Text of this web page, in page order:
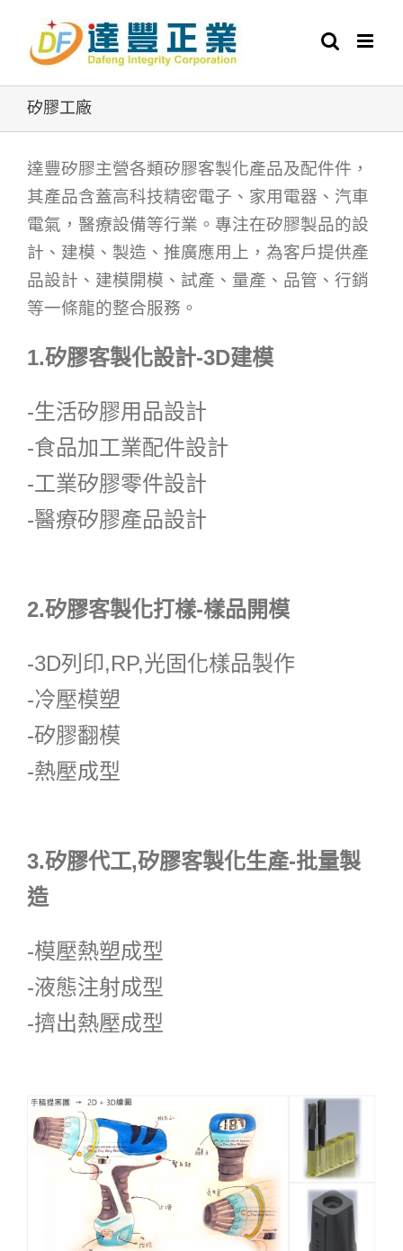
content
矽膠工廠
達豐矽膠主營各類矽膠客製化產品及配件件，
其產品含蓋高科技精密電子、家用電器、汽車
電氣，醫療設備等行業。專注在矽膠製品的設
計、建模、製造、推廣應用上，為客戶提供產
品設計、建模開模、試產、量產、品管、行銷
等一條龍的整合服務。
1.矽膠客製化設計-3D建模
-生活矽膠用品設計
-食品加工業配件設計
-工業矽膠零件設計
-醫療矽膠產品設計
2.矽膠客製化打樣-樣品開模
-3D列印,RP,光固化樣品製作
-冷壓模塑
-矽膠翻模
-熱壓成型
3.矽膠代工,矽膠客製化生產-批量製
造
-模壓熱塑成型
-液態注射成型
-擠出熱壓成型